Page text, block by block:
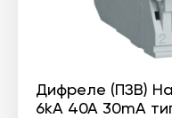
Дифреле (ПЗВ)
6kА 40А 30mA